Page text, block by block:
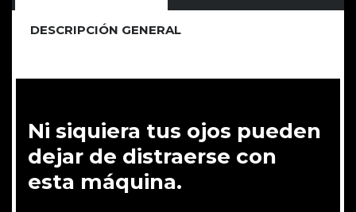
DESCRIPCIÓN GENERAL
Ni siquiera tus ojos pueden
dejar de distraerse con
esta máquina.